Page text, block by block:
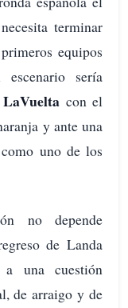
terminar
equipos
sería
con el
y ante una
uno de los
no depende
de Landa
a una cuestión
de arraigo y de